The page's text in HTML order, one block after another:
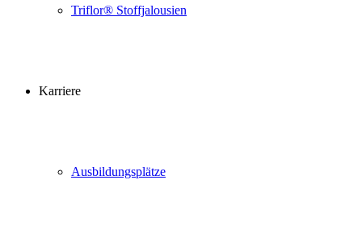
Triflor® Stoffjalousien
Karriere
Ausbildungsplätze